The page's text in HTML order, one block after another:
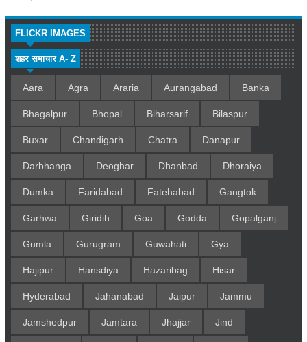
FLICKR IMAGES
शहर समाचार A- Z
Aara Agra Araria Aurangabad Banka
Bhagalpur Bhopal Biharsarif Bilaspur
Buxar Chandigarh Chatra Danapur
Darbhanga Deoghar Dhanbad Dhoraiya
Dumka Faridabad Fatehabad Gangtok
Garhwa Giridih Goa Godda Gopalganj
Gumla Gurugram Guwahati Gya
Hajipur Hansdiya Hazaribag Hisar
Hyderabad Jahanabad Jaipur Jammu
Jamshedpur Jamtara Jhajjar Jind